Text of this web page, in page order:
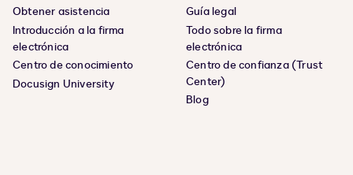
Obtener asistencia
Introducción a la firma
electrónica
Centro de conocimiento
Docusign University
Guía legal
Todo sobre la firma
electrónica
Centro de confianza (Trust
Center)
Blog